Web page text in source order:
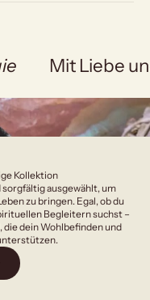
Mit Liebe
Kollektion
ausgewählt, um
zu bringen. Egal, ob du
Begleitern suchst –
dein Wohlbefinden und